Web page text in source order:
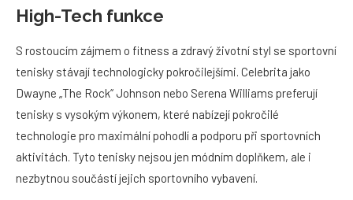
High-Tech funkce
S rostoucím zájmem o fitness a zdravý životní styl se sportovní
tenisky stávají technologicky pokročilejšími. Celebrita jako
Dwayne „The Rock“ Johnson nebo Serena Williams preferují
tenisky s vysokým výkonem, které nabízejí pokročilé
technologie pro maximální pohodlí a podporu při sportovních
aktivitách. Tyto tenisky nejsou jen módním doplňkem, ale i
nezbytnou součástí jejich sportovního vybavení.